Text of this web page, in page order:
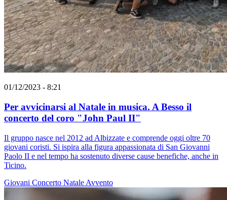
01/12/2023 - 8:21
Per avvicinarsi al Natale in musica. A Besso il
concerto del coro "John Paul II"
Il gruppo nasce nel 2012 ad Albizzate e comprende oggi oltre 70
giovani coristi. Si ispira alla figura appassionata di San Giovanni
Paolo II e nel tempo ha sostenuto diverse cause benefiche, anche in
Ticino.
Giovani Concerto Natale Avvento